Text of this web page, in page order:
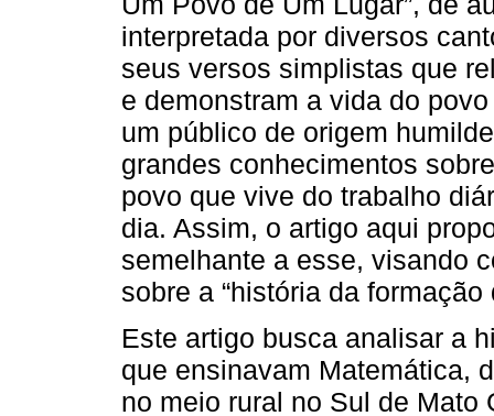
interpretada por diversos
seus versos simplistas que
e demonstram a vida do
um público de origem
grandes conhecimentos
povo que vive do trabalho
dia. Assim, o artigo aqui
semelhante a esse, visando
sobre a “história da
Este artigo busca analisar a
que ensinavam Matemática,
no meio rural no Sul de Mato